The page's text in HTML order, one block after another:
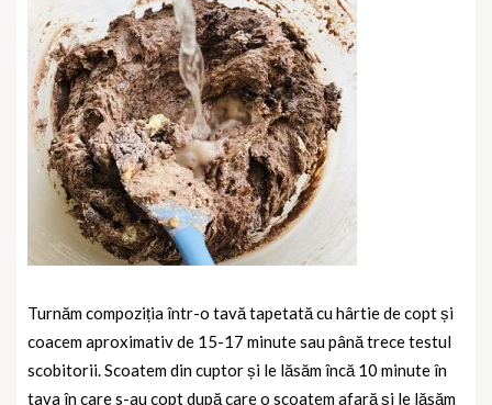
Turnăm compoziția într-o tavă tapetată cu hârtie de copt și
coacem aproximativ de 15-17 minute sau până trece testul
scobitorii. Scoatem din cuptor și le lăsăm încă 10 minute în
tava în care s-au copt după care o scoatem afară și le lăsăm